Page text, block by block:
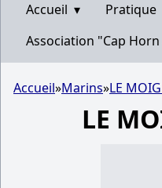
Accueil ▾ Pratique
Association "Cap
Accueil»Marins»LE
LE